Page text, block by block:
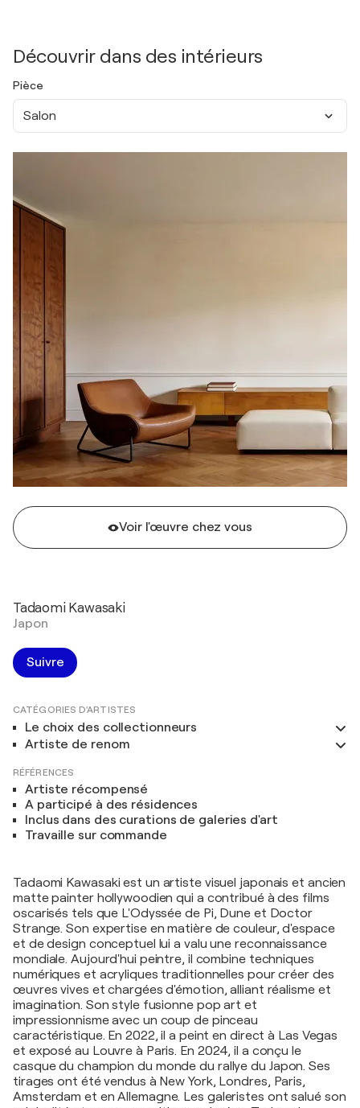
Découvrir dans des intérieurs
Pièce
Salon
Voir l'œuvre chez vous
Tadaomi Kawasaki
Japon
Suivre
CATÉGORIES D'ARTISTES
Le choix des collectionneurs
Artiste de renom
RÉFÉRENCES
Artiste récompensé
A participé à des résidences
Inclus dans des curations de galeries d'art
Travaille sur commande
Tadaomi Kawasaki est un artiste visuel japonais et ancien
matte painter hollywoodien qui a contribué à des films
oscarisés tels que L'Odyssée de Pi, Dune et Doctor
Strange. Son expertise en matière de couleur, d'espace
et de design conceptuel lui a valu une reconnaissance
mondiale. Aujourd'hui peintre, il combine techniques
numériques et acryliques traditionnelles pour créer des
œuvres vives et chargées d'émotion, alliant réalisme et
imagination. Son style fusionne pop art et
impressionnisme avec un coup de pinceau
caractéristique. En 2022, il a peint en direct à Las Vegas
et exposé au Louvre à Paris. En 2024, il a conçu le
casque du champion du monde du rallye du Japon. Ses
tirages ont été vendus à New York, Londres, Paris,
Amsterdam et en Allemagne. Les galeristes ont salué son